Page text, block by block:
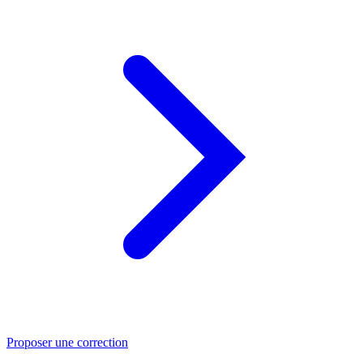
Proposer une correction